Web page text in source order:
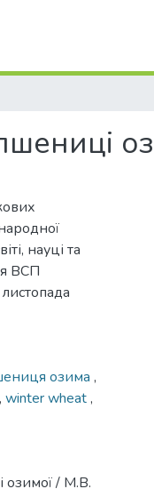
науці та
ВСП
озима ,
, winter wheat,
озимої / М.В.